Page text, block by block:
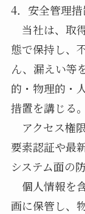
4．安全管理措
当社は、取
態で保持し、
ん、漏えい等
的・物理的・
措置を講じる。
アクセス権
要素認証や最
システム面の
個人情報を
画に保管し、